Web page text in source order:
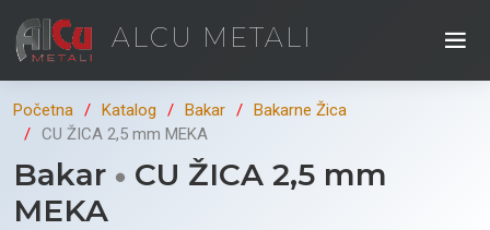
ALCU METALI
Početna Katalog Bakar
Bakarne Žica
CU ŽICA 2,5 mm MEKA
Bakar
CU ŽICA 2,5 mm
MEKA